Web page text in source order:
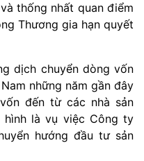
thống nhất quan điểm
Thương gia hạn quyết
dịch chuyển dòng vốn
những năm gần đây
đến từ các nhà sản
hình là vụ việc Công ty
hướng đầu tư sản